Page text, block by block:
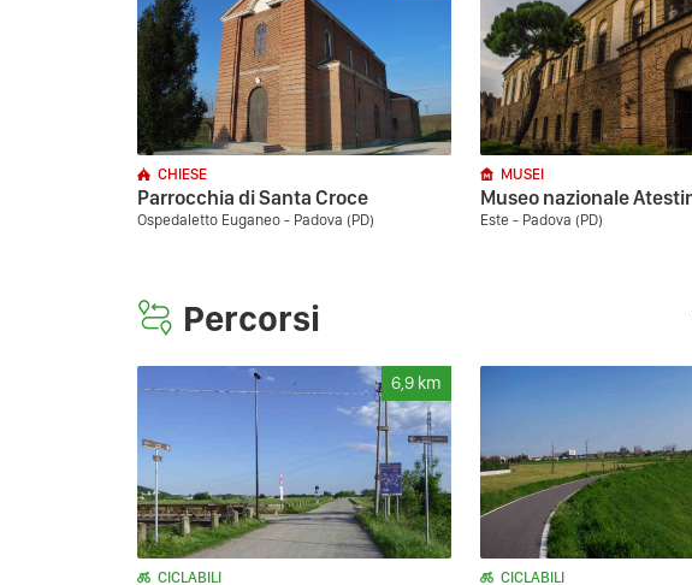
CHIESE
Parrocchia di Santa Croce
Ospedaletto Euganeo - Padova (PD)
MUSEI
Museo nazionale
Este - Padova (PD)
Percorsi
6,9 km
CICLABILI CICLABILI